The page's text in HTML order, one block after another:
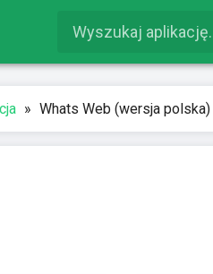
» Whats Web (wersja polska)